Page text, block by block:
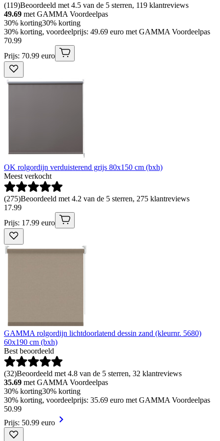
(119)Beoordeeld met 4.5 van de 5 sterren, 119 klantreviews
49.69 met GAMMA Voordeelpas
30% korting30% korting
30% korting, voordeelprijs: 49.69 euro met GAMMA Voordeelpas
70.99
Prijs: 70.99 euro
OK rolgordijn verduisterend grijs 80x150 cm (bxh)
Meest verkocht
(275)Beoordeeld met 4.2 van de 5 sterren, 275 klantreviews
17.99
Prijs: 17.99 euro
GAMMA rolgordijn lichtdoorlatend dessin zand (kleurnr. 5680)
60x190 cm (bxh)
Best beoordeeld
(32)Beoordeeld met 4.8 van de 5 sterren, 32 klantreviews
35.69 met GAMMA Voordeelpas
30% korting30% korting
30% korting, voordeelprijs: 35.69 euro met GAMMA Voordeelpas
50.99
Prijs: 50.99 euro